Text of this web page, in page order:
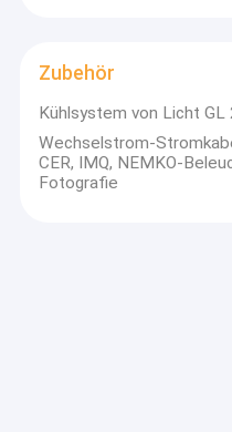
Zubehör
Kühlsystem von Licht
Wechselstrom-
CER, IMQ, NEMKO-
Fotografie